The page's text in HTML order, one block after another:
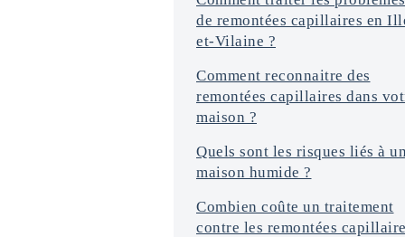
s
*
de remontées capillaires en
et-Vilaine ?
Comment reconnaitre des
remontées capillaires dans
maison ?
Quels sont les risques liés à
maison humide ?
Combien coûte un traitement
contre les remontées